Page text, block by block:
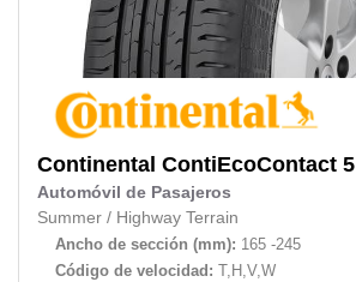
Continental ContiEcoContact 5
Automóvil de Pasajeros
Summer / Highway Terrain
Ancho de sección (mm): 165 -245
Código de velocidad: T,H,V,W